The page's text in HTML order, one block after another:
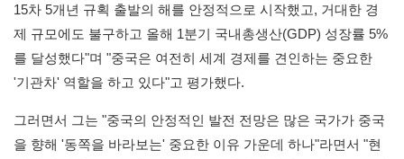
15차 5개년 규획 출발의 해를 안정적으로 시작했고, 거대한 경
제 규모에도 불구하고 올해 1분기 국내총생산(GDP) 성장률 5%
를 달성했다"며 "중국은 여전히 세계 경제를 견인하는 중요한
'기관차' 역할을 하고 있다"고 평가했다.
그러면서 그는 "중국의 안정적인 발전 전망은 많은 국가가 중국
을 향해 '동쪽을 바라보는' 중요한 이유 가운데 하나"라면서 "현